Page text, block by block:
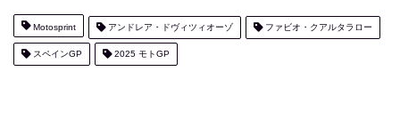
Motosprint アンドレア・ドヴィツィオーゾ ファビオ・クアルタラロー
スペインGP 2025 モトGP